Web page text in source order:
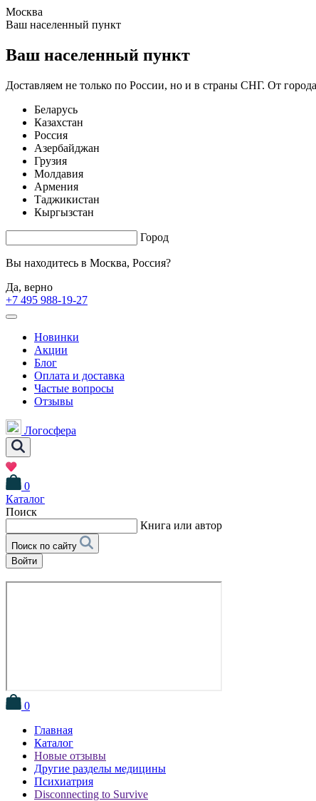
Москва
Ваш населенный пункт
Ваш населенный пункт
Доставляем не только по России, но и в страны СНГ. От
Беларусь
Казахстан
Россия
Азербайджан
Грузия
Молдавия
Армения
Таджикистан
Кыргызстан
Город
Вы находитесь в Москва, Россия?
Да, верно
+7 495 988-19-27
Новинки
Акции
Блог
Оплата и доставка
Частые вопросы
Отзывы
Логосфера
0
Каталог
Поиск
Книга или автор
Поиск по сайту
Войти
0
Главная
Каталог
Новые отзывы
Другие разделы медицины
Психиатрия
Disconnecting to Survive